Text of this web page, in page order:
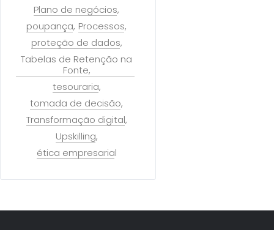
Plano de negócios
poupança Processos
proteção de dados
Tabelas de Retenção na
Fonte
tesouraria
tomada de decisão
Transformação digital
Upskilling
ética empresarial